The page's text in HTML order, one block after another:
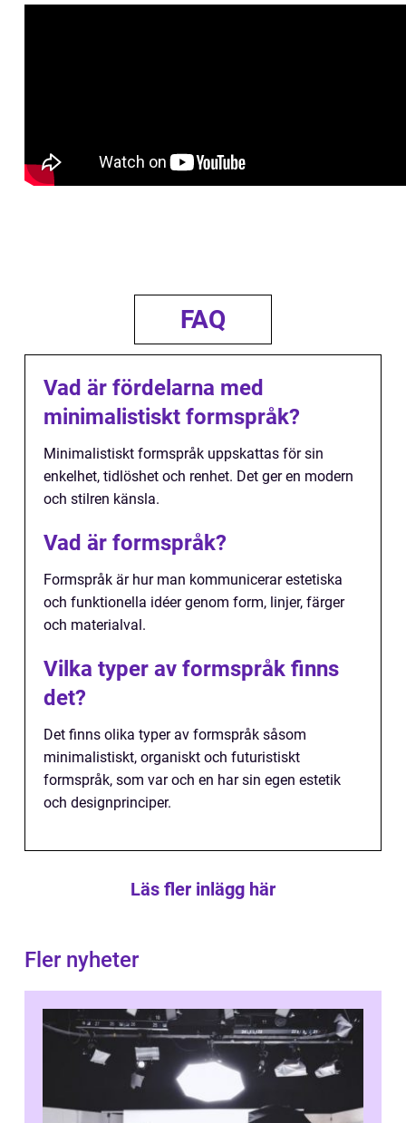
FAQ
Vad är fördelarna med
minimalistiskt formspråk?
Minimalistiskt formspråk uppskattas för sin
enkelhet, tidlöshet och renhet. Det ger en modern
och stilren känsla.
Vad är formspråk?
Formspråk är hur man kommunicerar estetiska
och funktionella idéer genom form, linjer, färger
och materialval.
Vilka typer av formspråk finns
det?
Det finns olika typer av formspråk såsom
minimalistiskt, organiskt och futuristiskt
formspråk, som var och en har sin egen estetik
och designprinciper.
Läs fler inlägg här
Fler nyheter